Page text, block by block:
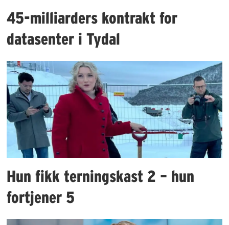
45-milliarders kontrakt for
datasenter i Tydal
Hun fikk terningskast 2 – hun
fortjener 5